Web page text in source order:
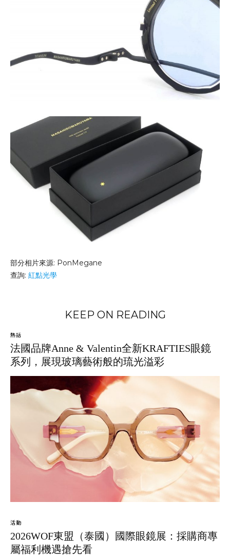
部分相片來源: PonMegane
查詢: 紅點光學
KEEP ON READING
熱話
法國品牌Anne & Valentin全新KRAFTIES眼鏡
系列，展現玻璃藝術般的琉光溢彩
活動
2026WOF東盟（泰國）國際眼鏡展：採購商專
屬福利機遇搶先看